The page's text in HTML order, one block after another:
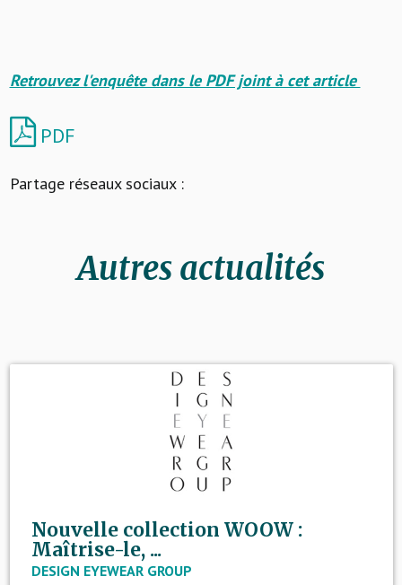
Retrouvez l'enquête dans le PDF joint à cet article
PDF
Partage réseaux sociaux :
Autres actualités
Nouvelle collection WOOW :
Maîtrise-le, ...
DESIGN EYEWEAR GROUP